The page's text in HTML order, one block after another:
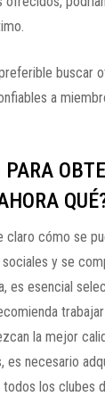
buscar
a
PARA
claro cómo se
y se
es esencial
la mejor
es necesario
los clubes